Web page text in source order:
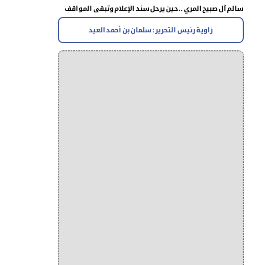
سالم آل صبيح المري .. حين يرحل سند الإعلام وتبقى المواقف
زاوية رئيس التحرير : سلمان بن أحمد العيد